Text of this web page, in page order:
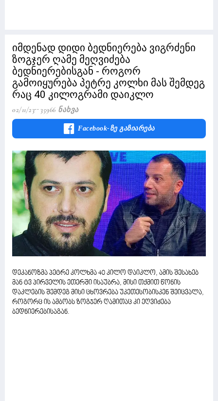
იმდენად დიდი ბედნიერება ვიგრძენი
ზოგჯერ ღამე მეღვიძება
ბედნიერებისგან - როგორ
გამოიყურება პეტრე კოლხი მას შემდეგ
რაც 40 კილოგრამი დაიკლო
02/11/23 35966 Ნახვა
Facebook-Ზე Გაზიარება
დეკანოზმა პეტრე კოლხმა 40 კილო დაიკლო, ამის შესახებ
მან ტვ პირველის ეთერში ისაუბრა, მისი თქმით წონის
დაკლების შემდეგ მისი ცხოვრება უკეთესობისკენ შეიცვალა,
როგორც ის ამბობს ზოგჯერ ღამითაც კი ეღვიძება
ბედნიერებისაგან.